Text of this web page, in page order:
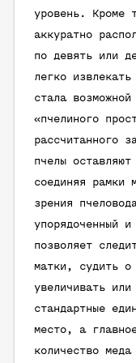
уровень. Кроме
аккуратно
по девять или
легко
стала
«пчелиного
рассчитанного
пчелы
соединяя рамки
зрения
упорядоченный
позволяет
матки, судить о
увеличивать
стандартные
место, а
количество